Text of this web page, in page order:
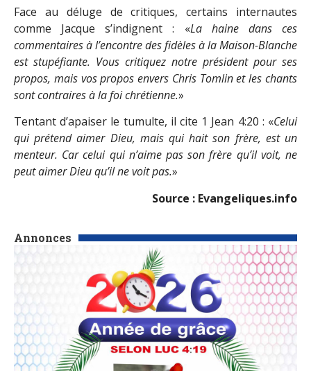
Annonces
Face au déluge de critiques, certains internautes
comme Jacque s’indignent : «La haine dans ces
commentaires à l’encontre des fidèles à la Maison-Blanche
est stupéfiante. Vous critiquez notre président pour ses
propos, mais vos propos envers Chris Tomlin et les chants
sont contraires à la foi chrétienne.»
Tentant d’apaiser le tumulte, il cite 1 Jean 4:20 : «Celui
qui prétend aimer Dieu, mais qui hait son frère, est un
menteur. Car celui qui n’aime pas son frère qu’il voit, ne
peut aimer Dieu qu’il ne voit pas.»
Source : Evangeliques.info